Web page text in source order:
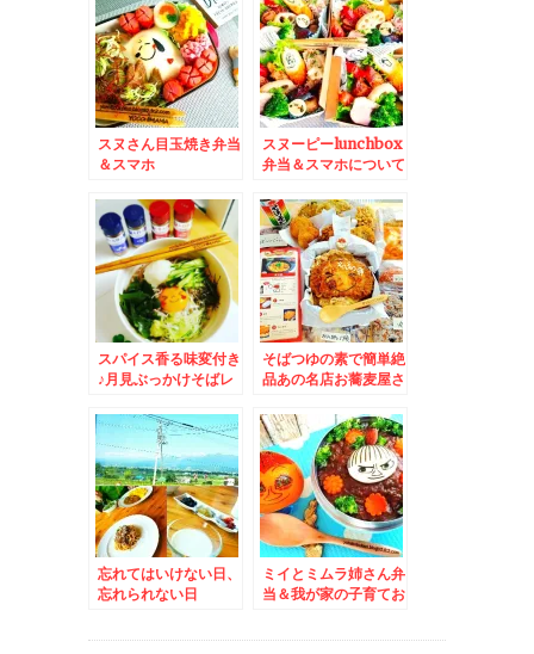
レシピ♪
スヌさん目玉焼き弁当
＆スマホ
時間は自分で作るもの
(*-ω-)
スヌーピーlunchbox
弁当＆スマホについて
くださいm(__)m
スパイス香る味変付き
♪月見ぶっかけそばレ
そばつゆの素で簡単絶
品あの名店お蕎麦屋さ
きちゃう～(*´艸`*)＆
おかずバイキング弁
当！！
忘れてはいけない日、
忘れられない日
ミイとミムラ姉さん弁
当＆我が家の子育てお